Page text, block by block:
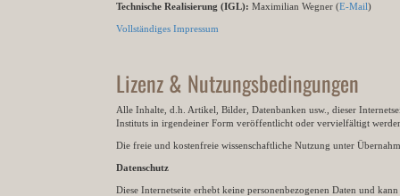
Technische Realisierung (IGL): Maximilian Wegner (E-Mail)
Vollständiges Impressum
Lizenz & Nutzungsbedingungen
Alle Inhalte, d.h. Artikel, Bilder, Datenbanken usw., dieser
Instituts in irgendeiner Form veröffentlicht oder vervielfältigt
Die freie und kostenfreie wissenschaftliche Nutzung unter
Datenschutz
Diese Internetseite erhebt keine personenbezogenen Daten und